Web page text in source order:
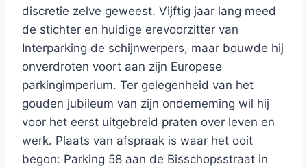
discretie zelve geweest. Vijftig jaar lang meed
de stichter en huidige erevoorzitter van
Interparking de schijnwerpers, maar bouwde hij
onverdroten voort aan zijn Europese
parkingimperium. Ter gelegenheid van het
gouden jubileum van zijn onderneming wil hij
voor het eerst uitgebreid praten over leven en
werk. Plaats van afspraak is waar het ooit
begon: Parking 58 aan de Bisschopsstraat in